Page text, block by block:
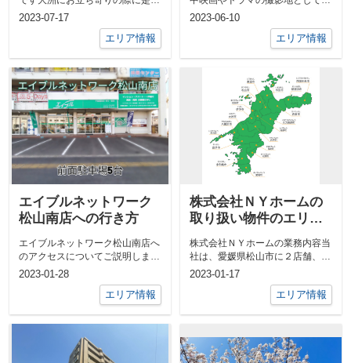
非、口にして欲しいのが大洲の郷
2023-07-17
エリア情報
名な「下灘駅」があります普通に
2023-06-10
エリア情報
エイブルネットワーク
松山南店への行き方
エイブルネットワーク松山南店へ
のアクセスについてご説明しま
す！エイブルネットワーク松山南
2023-01-28
エリア情報
株式会社ＮＹホームの
取り扱い物件のエリア
について
株式会社ＮＹホームの業務内容当
社は、愛媛県松山市に２店舗、大
洲市に１店舗の計３店舗の不動産
2023-01-17
エリア情報